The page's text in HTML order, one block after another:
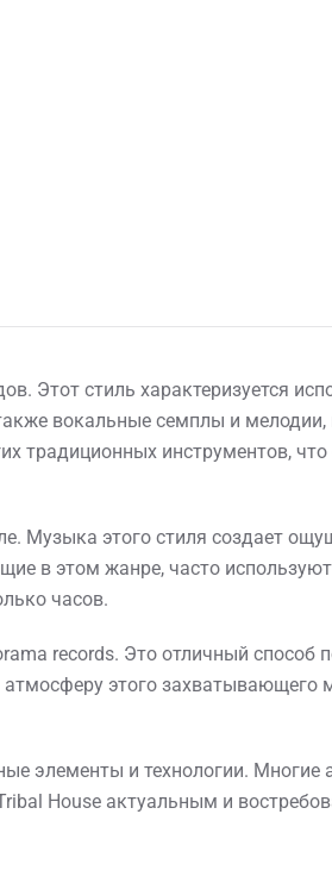
Этот стиль характеризуется
вокальные семплы и
традиционных инструментов, что
Музыка этого стиля создает
в этом жанре, часто
часов.
records. Это отличный способ
этого захватывающего
элементы и технологии. Многие
House актуальным и